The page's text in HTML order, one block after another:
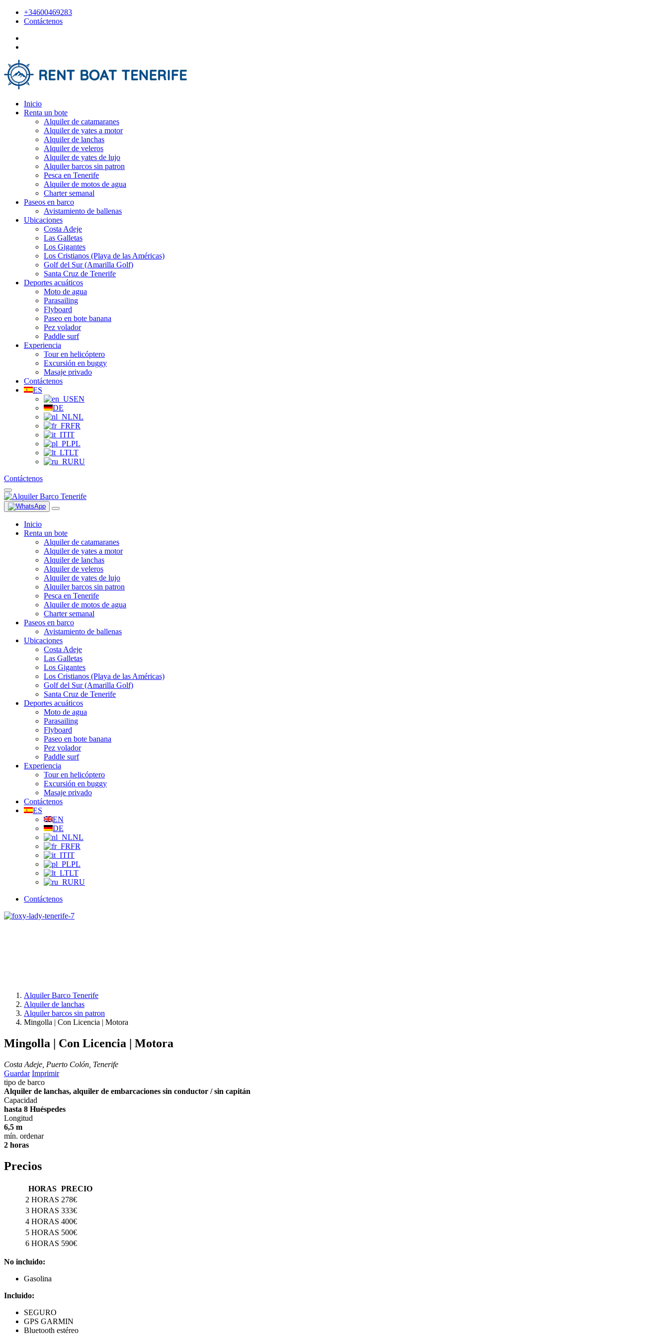
+34600469283
Contáctenos
Inicio
Renta un bote
Alquiler de catamaranes
Alquiler de yates a motor
Alquiler de lanchas
Alquiler de veleros
Alquiler de yates de lujo
Alquiler barcos sin patron
Pesca en Tenerife
Alquiler de motos de agua
Charter semanal
Paseos en barco
Avistamiento de ballenas
Ubicaciones
Costa Adeje
Las Galletas
Los Gigantes
Los Cristianos (Playa de las Américas)
Golf del Sur (Amarilla Golf)
Santa Cruz de Tenerife
Deportes acuáticos
Moto de agua
Parasailing
Flyboard
Paseo en bote banana
Pez volador
Paddle surf
Experiencia
Tour en helicóptero
Excursión en buggy
Masaje privado
Contáctenos
ES
EN
DE
NL
FR
IT
PL
LT
RU
Contáctenos
Inicio
Renta un bote
Alquiler de catamaranes
Alquiler de yates a motor
Alquiler de lanchas
Alquiler de veleros
Alquiler de yates de lujo
Alquiler barcos sin patron
Pesca en Tenerife
Alquiler de motos de agua
Charter semanal
Paseos en barco
Avistamiento de ballenas
Ubicaciones
Costa Adeje
Las Galletas
Los Gigantes
Los Cristianos (Playa de las Américas)
Golf del Sur (Amarilla Golf)
Santa Cruz de Tenerife
Deportes acuáticos
Moto de agua
Parasailing
Flyboard
Paseo en bote banana
Pez volador
Paddle surf
Experiencia
Tour en helicóptero
Excursión en buggy
Masaje privado
Contáctenos
ES
EN
DE
NL
FR
IT
PL
LT
RU
Contáctenos
Alquiler Barco Tenerife
Alquiler de lanchas
Alquiler barcos sin patron
Mingolla | Con Licencia | Motora
Mingolla | Con Licencia | Motora
Costa Adeje, Puerto Colón, Tenerife
Guardar Imprimir
tipo de barco
Alquiler de lanchas, alquiler de embarcaciones sin conductor / sin capitán
Capacidad
hasta 8 Huéspedes
Longitud
6,5 m
mín. ordenar
2 horas
Precios
HORAS PRECIO
2 HORAS 278€
3 HORAS 333€
4 HORAS 400€
5 HORAS 500€
6 HORAS 590€
No incluido:
Gasolina
Incluido:
SEGURO
GPS GARMIN
Bluetooth estéreo